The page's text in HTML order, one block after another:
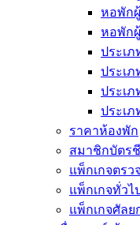
หอพัก
หอพัก
ประเภ
ประเภ
ประเภ
ประเภ
ราคาห้องพัก
สมาชิกบัตร
แพ็กเกจตร
แพ็กเกจทั่วไป
แพ็กเกจศัลย